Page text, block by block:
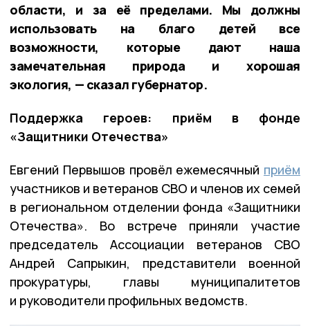
области, и за её пределами. Мы должны
использовать на благо детей все
возможности, которые дают наша
замечательная природа и хорошая
экология, — сказал губернатор.
Поддержка героев: приём в фонде
«Защитники Отечества»
Евгений Первышов провёл ежемесячный приём
участников и ветеранов СВО и членов их семей
в региональном отделении фонда «Защитники
Отечества». Во встрече приняли участие
председатель Ассоциации ветеранов СВО
Андрей Сапрыкин, представители военной
прокуратуры, главы муниципалитетов
и руководители профильных ведомств.